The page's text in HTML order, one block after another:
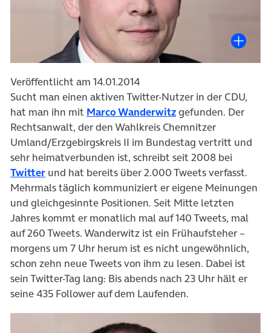
Veröffentlicht am 14.01.2014
Sucht man einen aktiven Twitter-Nutzer in der CDU,
hat man ihn mit Marco Wanderwitzgefunden. Der
Rechtsanwalt, der den Wahlkreis Chemnitzer
Umland/Erzgebirgskreis II im Bundestag vertritt und
sehr heimatverbunden ist, schreibt seit 2008 bei
Twitter und hat bereits über 2.000 Tweets verfasst.
Mehrmals täglich kommuniziert er eigene Meinungen
und gleichgesinnte Positionen. Seit Mitte letzten
Jahres kommt er monatlich mal auf 140 Tweets, mal
auf 260 Tweets. Wanderwitz ist ein Frühaufsteher –
morgens um 7 Uhr herum ist es nicht ungewöhnlich,
schon zehn neue Tweets von ihm zu lesen. Dabei ist
sein Twitter-Tag lang: Bis abends nach 23 Uhr hält er
seine 435 Follower auf dem Laufenden.